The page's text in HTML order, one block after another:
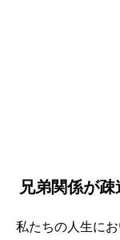
兄弟関係が
私たちの人生に